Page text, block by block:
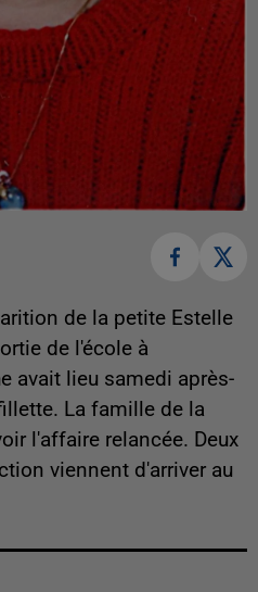
de la petite Estelle
de l'école à
avait lieu samedi après-
La famille de la
l'affaire relancée. Deux
viennent d'arriver au